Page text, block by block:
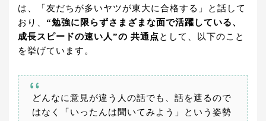
は、「友だちが多いヤツが東大に合格する」と話して
おり、 “勉強に限らずさまざまな面で活躍している、
成長スピードの速い人”の 共通点として、以下のこと
を挙げています。
どんなに意見が違う人の話でも、話を遮るので
はなく「いったんは聞いてみよう」という姿勢